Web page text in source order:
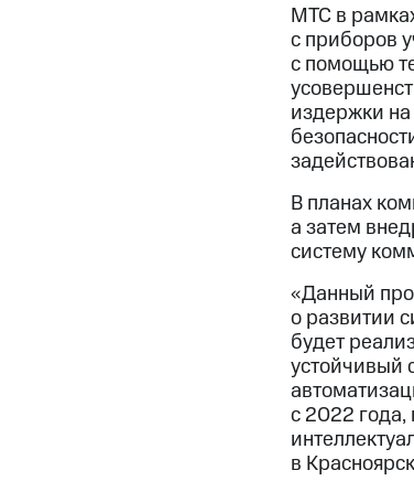
МТС в
с приборов
с помощью
издержки
В планах
а затем
систему
«Данный
о развитии
будет
устойчивый
с 2022 года,
в